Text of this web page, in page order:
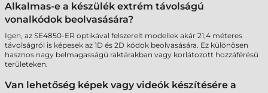
Alkalmas-e a készülék extrém távolságú
vonalkódok beolvasására?
Igen, az SE4850-ER optikával felszerelt modellek akár 21,4 méteres
távolságról is képesek az 1D és 2D kódok beolvasására. Ez különösen
hasznos nagy belmagasságú raktárakban vagy korlátozott hozzáférésű
területeken.
Van lehetőség képek vagy videók készítésére a